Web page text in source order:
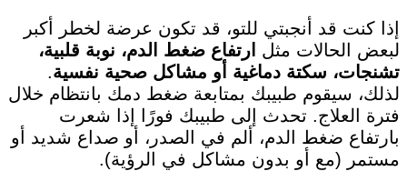
إذا كنت قد أنجبتي للتو، قد تكون عرضة لخطر أكبر
لبعض الحالات مثل ارتفاع ضغط الدم، نوبة قلبية،
تشنجات، سكتة دماغية أو مشاكل صحية نفسية.
لذلك، سيقوم طبيبك بمتابعة ضغط دمك بانتظام خلال
فترة العلاج. تحدث إلى طبيبك فورًا إذا شعرت
بارتفاع ضغط الدم، ألم في الصدر، أو صداع شديد أو
مستمر (مع أو بدون مشاكل في الرؤية).